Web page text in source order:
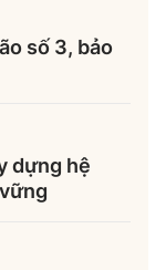
số 3, bảo
dựng hệ